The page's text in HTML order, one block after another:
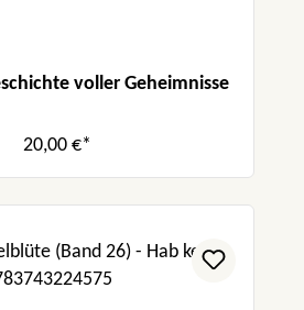
voller Geheimnisse
20,00 €*